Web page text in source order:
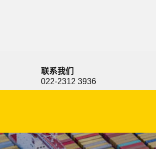
联系我们
022-2312 3936